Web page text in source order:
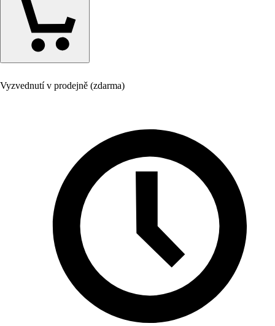
Vyzvednutí v prodejně (zdarma)